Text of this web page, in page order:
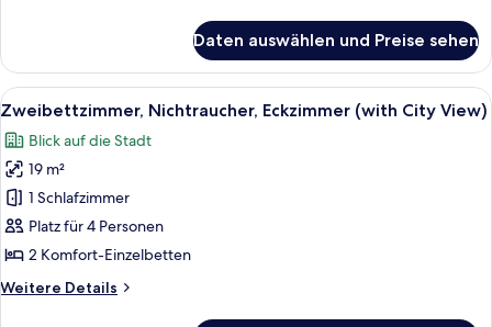
Zweibettzimmer,
Nichtraucher
Daten auswählen und Preise sehen
Alle
Fotos
für
Zweibettzimmer,
Nichtraucher,
Eckzimmer
(with
View)
Ein Hotelzimmer mit einem großen
10
Zweibettzimmer, Nichtraucher, Eckzimmer (with City View)
Blick auf die Stadt
19 m²
1 Schlafzimmer
Platz für 4 Personen
2 Komfort-Einzelbetten
Weitere Details
Weitere